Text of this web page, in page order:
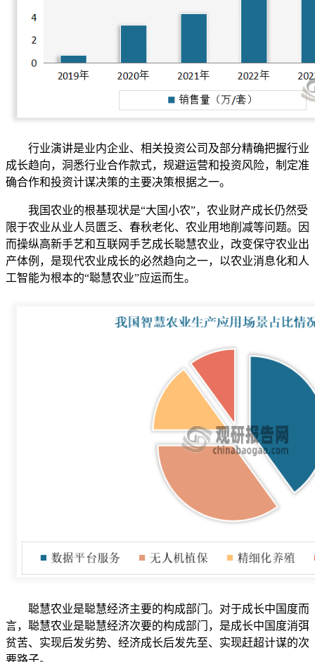
行业演讲是业内企业、相关投资公司及部分精确把握行业
成长趋向，洞悉行业合作款式，规避运营和投资风险，制定准
确合作和投资计谋决策的主要决策根据之一。
我国农业的根基现状是“大国小农”，农业财产成长仍然受
限于农业从业人员匮乏、春秋老化、农业用地削减等问题。因
而操纵高新手艺和互联网手艺成长聪慧农业，改变保守农业出
产体例，是现代农业成长的必然趋向之一，以农业消息化和人
工智能为根本的“聪慧农业”应运而生。
聪慧农业是聪慧经济主要的构成部门。对于成长中国度而
言，聪慧农业是聪慧经济次要的构成部门，是成长中国度消弭
贫苦、实现后发劣势、经济成长后发先至、实现赶超计谋的次
要路子。